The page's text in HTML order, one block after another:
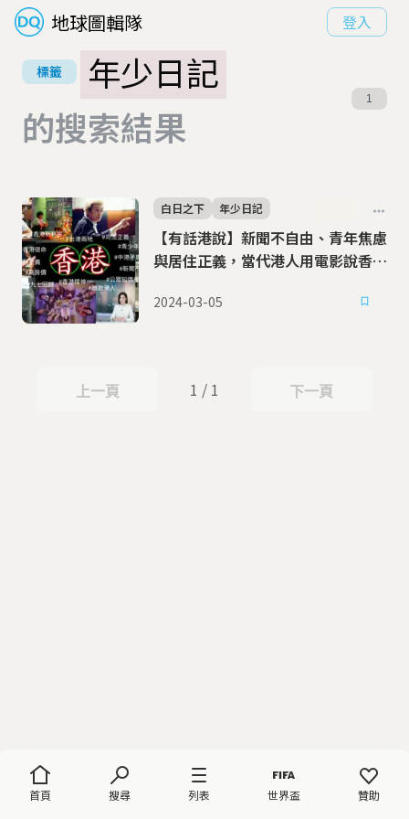
地球圖輯隊 登入
首頁 搜尋 列表 世界盃 贊助
標籤
年少日記
的搜索結果
1
【有話港說】新聞不自由、青年焦慮
與居住正義，當代港人用電影說香港
白日之下 年少日記
2024-03-05
上一頁
上一頁 1 / 1 下一頁
下一頁